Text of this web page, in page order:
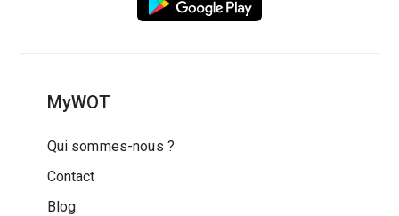
MyWOT
Qui sommes-nous ?
Contact
Blog